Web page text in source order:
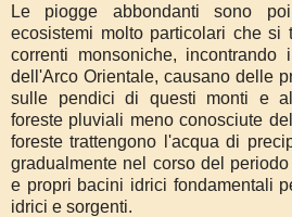
Le piogge abbondanti sono
ecosistemi molto particolari che si
correnti monsoniche,
dell'Arco Orientale, causano delle
sulle pendici di questi monti e
foreste pluviali meno conosciute
foreste trattengono l'acqua di
gradualmente nel corso del
e propri bacini idrici fondamentali
idrici e sorgenti.